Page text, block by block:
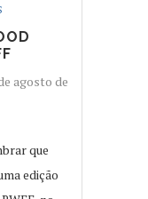
agosto de
que
edição